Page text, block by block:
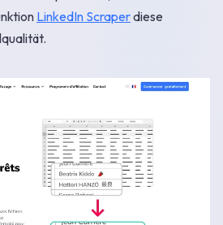
LinkedIn Scraperdiese